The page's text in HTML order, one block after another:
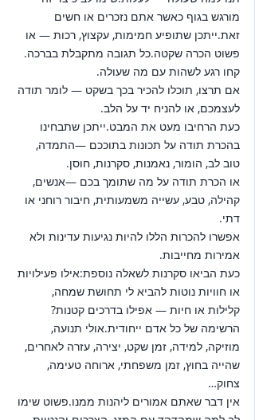
מורגש בגוף כאשר אתם נזכרים או חשים
זאת.ייתכן שתופיע חמימות, עקצוץ, רכות — או
פשוט הכרה שקטה.כל תגובה מתקבלת בברכה.
קחו רגע לשהות עם מה שעולה.
אם תרצו, תוכלו להכיר בכך בשקט — לומר תודה
לעצמכם, או להניח יד על הלב.
כעת הרחיבו מעט את המבט.ייתכן שתבחינו
בהכרת תודה על תכונות בתוככם —התמדה,
טוב לב, הומור, נאמנות, סקרנות, חוסן.
או הכרת תודה על מה שתומך בכם —אנשים,
קהילה, טבע, עשייה משמעותית, חיבור רוחני או
דתי.
אפשרו להכרות הללו להיות נגיעות עדינות ולא
אמירות מחייבות.
כעת הביאו סקרנות לשאלה נוספת:אילו פעילויות
או חוויות נוטות להביא לי תחושת שמחה,
קלילות או חיות — אפילו בדרכים קטנות?
הרשימה של כל אדם ייחודית.אולי תנועה,
מוזיקה, למידה, זמן שקט, יצירה, עזרה לאחרים,
שהייה בחוץ, זמן משפחתי, ארוחה טעימה,
צחוק…
אין דבר שאתם אמורים ליהנות ממנו.פשוט שימו